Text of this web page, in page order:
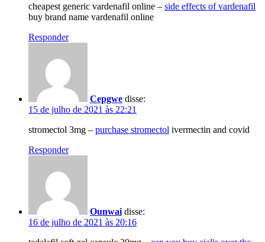
cheapest generic vardenafil online – side effects of vardenafil
buy brand name vardenafil online
Responder
Cepgwe disse:
15 de julho de 2021 às 22:21
stromectol 3mg – purchase stromectol ivermectin and covid
Responder
Ounwai disse:
16 de julho de 2021 às 20:16